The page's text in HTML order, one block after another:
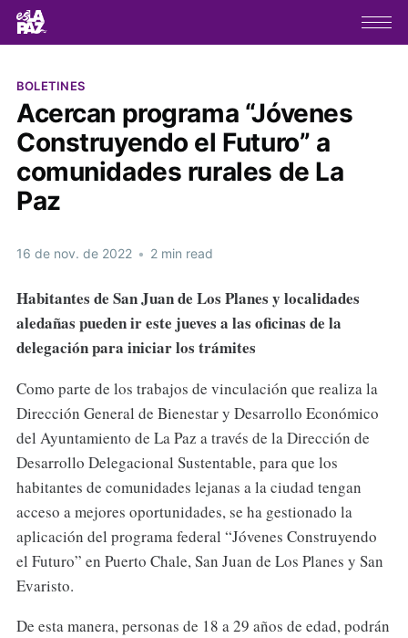
BOLETINES
Acercan programa “Jóvenes
Construyendo el Futuro” a
comunidades rurales de La
Paz
16 de nov. de 2022 • 2 min read
Habitantes de San Juan de Los Planes y localidades
aledañas pueden ir este jueves a las oficinas de la
delegación para iniciar los trámites
Como parte de los trabajos de vinculación que realiza la
Dirección General de Bienestar y Desarrollo Económico
del Ayuntamiento de La Paz a través de la Dirección de
Desarrollo Delegacional Sustentable, para que los
habitantes de comunidades lejanas a la ciudad tengan
acceso a mejores oportunidades, se ha gestionado la
aplicación del programa federal “Jóvenes Construyendo
el Futuro” en Puerto Chale, San Juan de Los Planes y San
Evaristo.
De esta manera, personas de 18 a 29 años de edad, podrán